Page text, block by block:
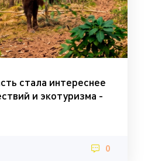
стала интереснее
и экотуризма -
0